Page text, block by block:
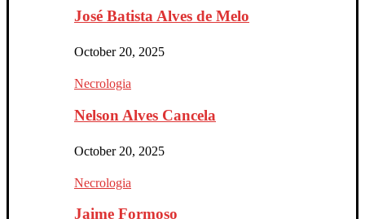
José Batista Alves de Melo
October 20, 2025
Necrologia
Nelson Alves Cancela
October 20, 2025
Necrologia
Jaime Formoso